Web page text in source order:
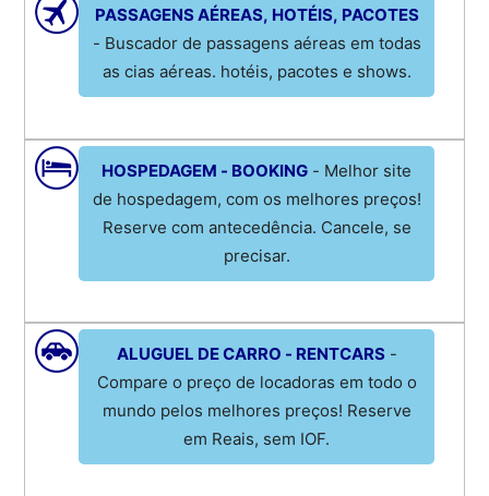
PASSAGENS AÉREAS, HOTÉIS, PACOTES
- Buscador de passagens aéreas em todas
as cias aéreas. hotéis, pacotes e shows.
HOSPEDAGEM - BOOKING - Melhor site
de hospedagem, com os melhores preços!
Reserve com antecedência. Cancele, se
precisar.
ALUGUEL DE CARRO - RENTCARS-
Compare o preço de locadoras em todo o
mundo pelos melhores preços! Reserve
em Reais, sem IOF.